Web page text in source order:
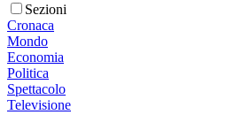
Sezioni
Cronaca
Mondo
Economia
Politica
Spettacolo
Televisione